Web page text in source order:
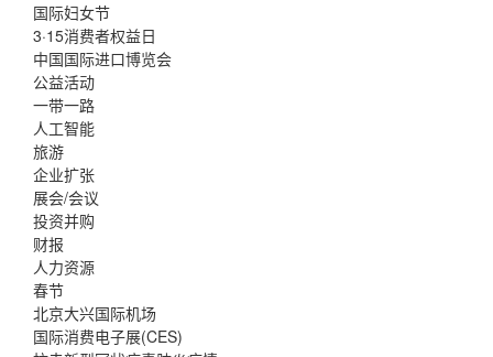
国际妇女节
3·15消费者权益日
中国国际进口博览会
公益活动
一带一路
人工智能
旅游
企业扩张
展会/会议
投资并购
财报
人力资源
春节
北京大兴国际机场
国际消费电子展(CES)